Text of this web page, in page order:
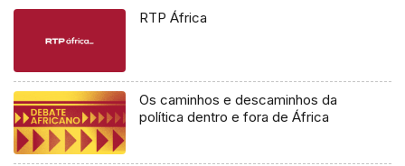
RTP África
Os caminhos e descaminhos da
política dentro e fora de África